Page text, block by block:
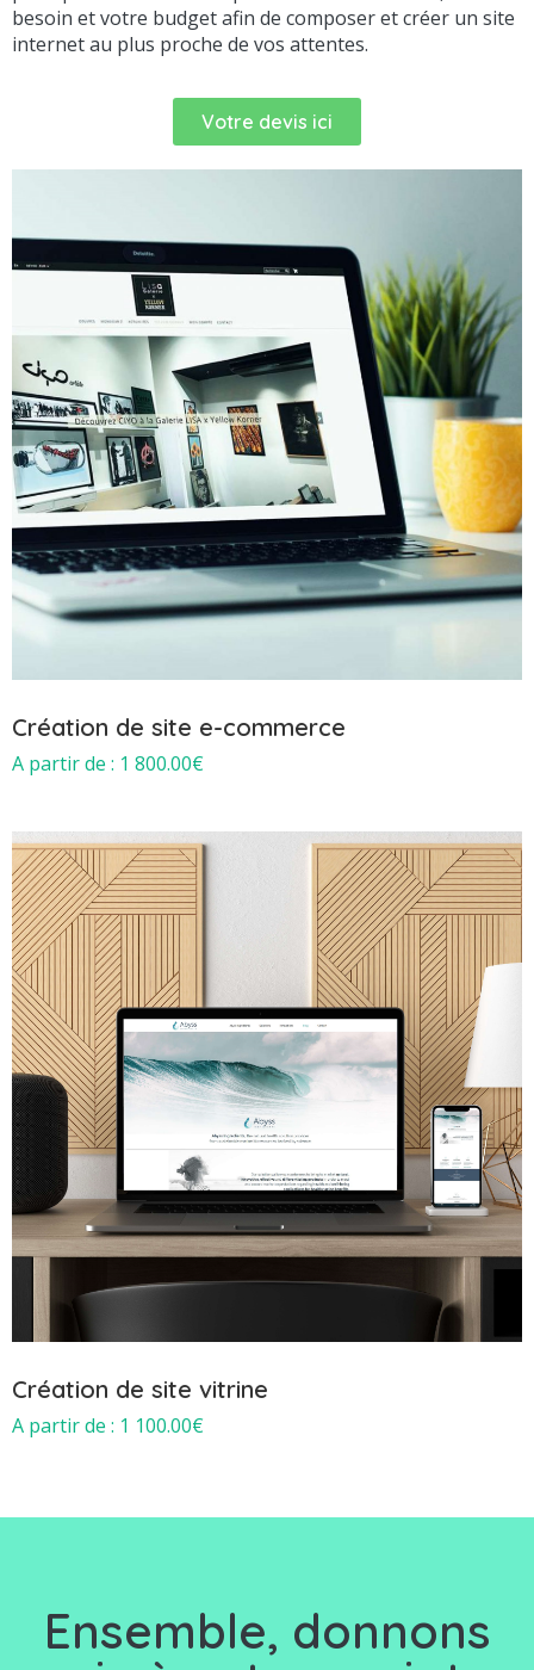
besoin et votre budget afin de composer et créer un site
internet au plus proche de vos attentes.
Votre devis ici
Création de site e-commerce
1 800.00€
Création de site vitrine
1 100.00€
Ensemble, donnons